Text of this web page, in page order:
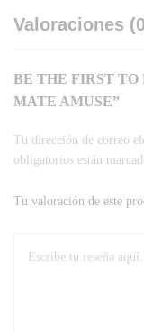
Valoraciones
BE THE FIRST TO
MATE AMUSE”
Tu dirección de correo
obligatorios están
Tu valoración de este